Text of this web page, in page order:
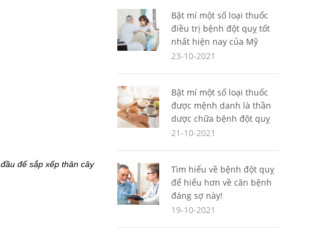
để sắp xếp thân cây
Bật mí một số loại thuốc
điều trị bệnh đột quỵ tốt
nhất hiện nay của Mỹ
23-10-2021
Bật mí một số loại thuốc
được mệnh danh là thần
dược chữa bệnh đột quỵ
21-10-2021
Tìm hiểu về bệnh đột quỵ
để hiểu hơn về căn bệnh
đáng sợ này!
19-10-2021